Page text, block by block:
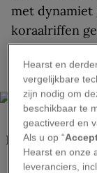
met dynamiet
koraalriffen
Op de
zeevogels
Hearst en
vergelijkbare
zijn nodig om
beschikbaar te
geactiveerd en
Als u op “
Hearst en onze
leveranciers,